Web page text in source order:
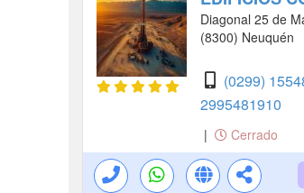
Diagonal 25 de
(8300) Neuquén
(0299)
2995481910
| Cerrado